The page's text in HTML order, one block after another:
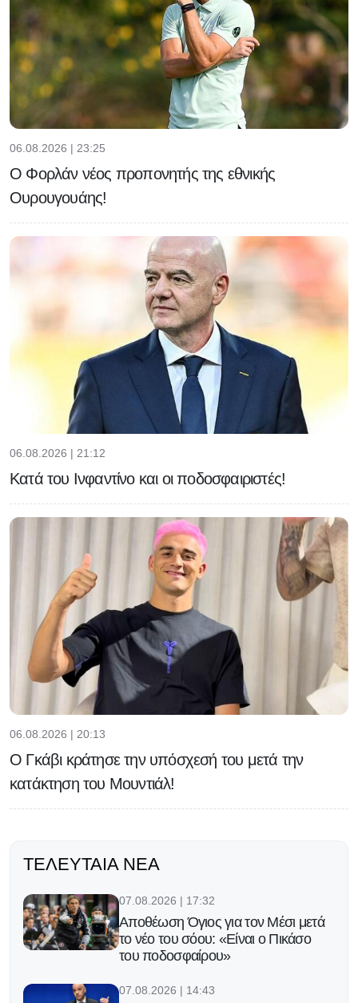
06.08.2026 | 23:25
Ο Φορλάν νέος προπονητής της εθνικής
Ουρουγουάης!
06.08.2026 | 21:12
Κατά του Ινφαντίνο και οι ποδοσφαιριστές!
06.08.2026 | 20:13
Ο Γκάβι κράτησε την υπόσχεσή του μετά την
κατάκτηση του Μουντιάλ!
ΤΕΛΕΥΤΑΊΑ ΝΈΑ
07.08.2026 | 17:32
Αποθέωση Όγιος για τον Μέσι μετά
το νέο του σόου: «Είναι ο Πικάσο
του ποδοσφαίρου»
07.08.2026 | 14:43